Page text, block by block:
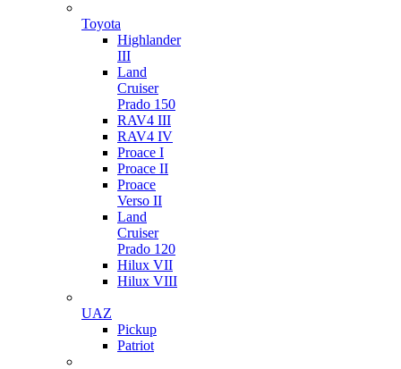
Toyota
Highlander
III
Land
Cruiser
Prado 150
RAV4 III
RAV4 IV
Proace I
Proace II
Proace
Verso II
Land
Cruiser
Prado 120
Hilux VII
Hilux VIII
UAZ
Pickup
Patriot